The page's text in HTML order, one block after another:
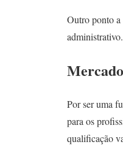
Outro ponto a
Por ser uma
para os
qualificação